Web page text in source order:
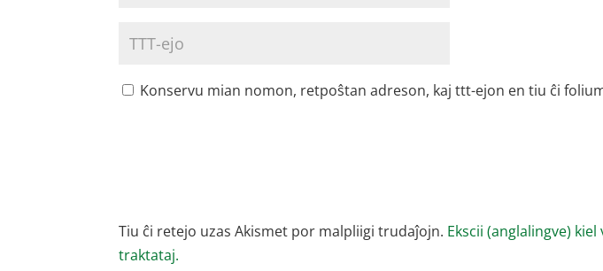
Konservu mian nomon, retpoŝtan adreson, kaj ttt-ejon en tiu ĉi
Tiu ĉi retejo uzas Akismet por malpliigi trudaĵojn. Ekscii (anglalingve)
traktataj.